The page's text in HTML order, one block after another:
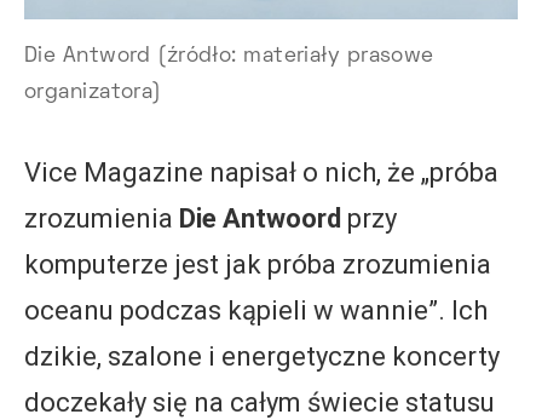
Die Antword (źródło: materiały prasowe
organizatora)
Vice Magazine napisał o nich, że „próba
zrozumienia Die Antwoord przy
komputerze jest jak próba zrozumienia
oceanu podczas kąpieli w wannie”. Ich
dzikie, szalone i energetyczne koncerty
doczekały się na całym świecie statusu